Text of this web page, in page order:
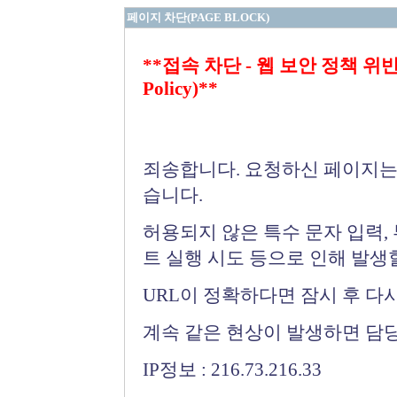
페이지 차단(PAGE BLOCK)
**접속 차단 - 웹 보안 정책 위
Policy)**
죄송합니다. 요청하신 페이지
습니다.
허용되지 않은 특수 문자 입력
트 실행 시도 등으로 인해 발생
URL이 정확하다면 잠시 후 다
계속 같은 현상이 발생하면 담
IP정보 : 216.73.216.33